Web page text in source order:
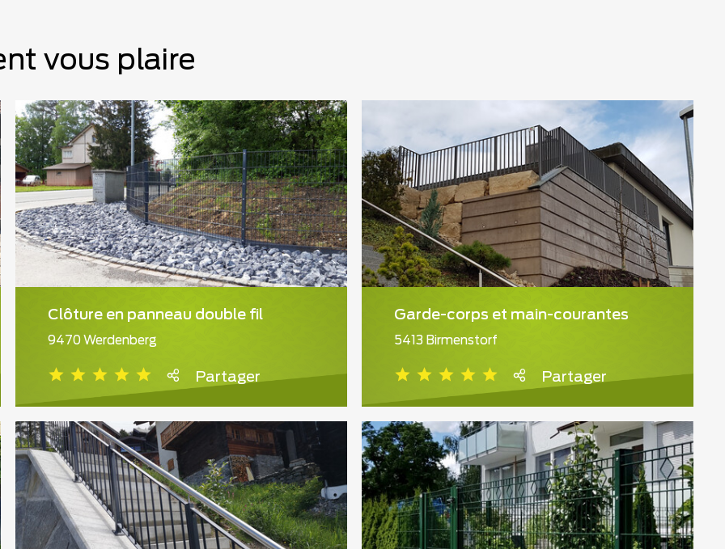
vous plaire
Clôture en panneau double fil
9470 Werdenberg
Partager
Garde-corps et main-courantes
5413 Birmenstorf
Partager